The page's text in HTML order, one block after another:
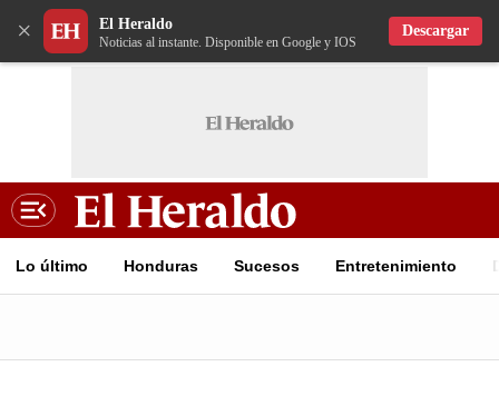
× El Heraldo
Noticias al instante. Disponible en Google y IOS
Descargar
Lo último Honduras Sucesos Entretenimiento